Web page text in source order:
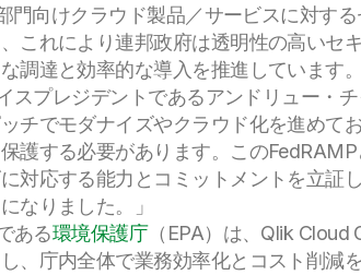
門向けクラウド製品／サービスに対す
これにより連邦政府は透明性の高いセ
調達と効率的な導入を推進しています。
スプレジデントであるアンドリュー・
ッチでモダナイズやクラウド化を進め
護する必要があります。この
対応する能力とコミットメントを立証
なりました。」
ある環境保護庁（EPA）は、Qlik Cloud
、庁内全体で業務効率化とコスト削減